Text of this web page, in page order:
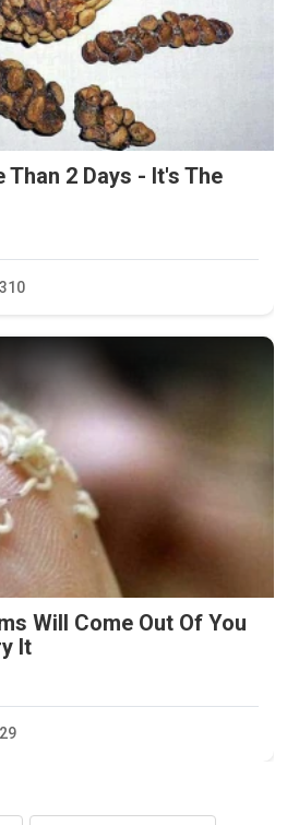
2 Days - It's The
310
Will Come Out Of You
It